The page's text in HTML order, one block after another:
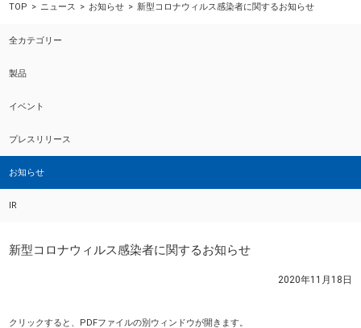
TOP ニュース お知らせ 新型コロナウィルス感染者に関するお知らせ
全カテゴリー
製品
イベント
プレスリリース
お知らせ
IR
新型コロナウィルス感染者に関するお知らせ
2020年11月18日
クリックすると、PDFファイルの別ウィンドウが開きます。